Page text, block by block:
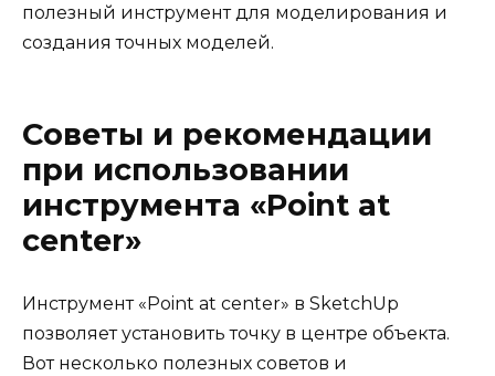
полезный инструмент для моделирования и
создания точных моделей.
Советы и рекомендации
при использовании
инструмента «Point at
center»
Инструмент «Point at center» в SketchUp
позволяет установить точку в центре объекта.
Вот несколько полезных советов и